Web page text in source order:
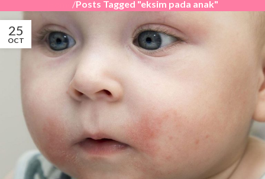
/Posts Tagged "eksim pada anak"
25
OCT